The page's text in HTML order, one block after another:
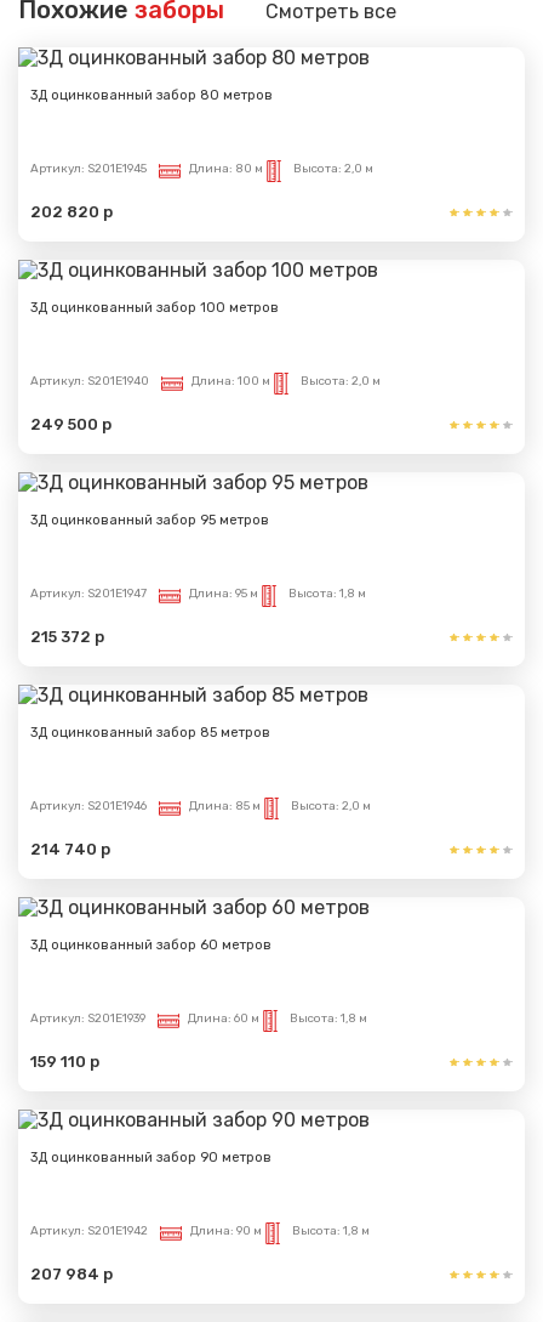
Похожие заборы Смотреть все
3Д оцинкованный забор 80 метров
Артикул: S201E1945 Длина: 80 м Высота: 2,0 м
202 820 р
3Д оцинкованный забор 100 метров
Артикул: S201E1940 Длина: 100 м Высота: 2,0 м
249 500 р
3Д оцинкованный забор 95 метров
Артикул: S201E1947 Длина: 95 м Высота: 1,8 м
215 372 р
3Д оцинкованный забор 85 метров
Артикул: S201E1946 Длина: 85 м Высота: 2,0 м
214 740 р
3Д оцинкованный забор 60 метров
Артикул: S201E1939 Длина: 60 м Высота: 1,8 м
159 110 р
3Д оцинкованный забор 90 метров
Артикул: S201E1942 Длина: 90 м Высота: 1,8 м
207 984 р
отправлено